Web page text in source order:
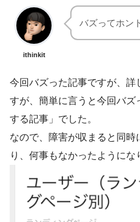
ithinkit
バズってホン
今回バズった記事ですが、
すが、簡単に言うと今回バズ
する記事」でした。
なので、障害が収まると同
り、何事もなかったようにな